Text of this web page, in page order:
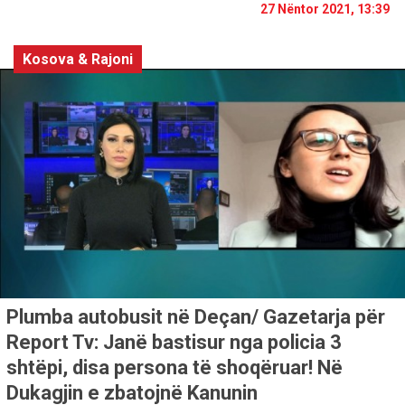
27 Nëntor 2021, 13:39
Kosova & Rajoni
Plumba autobusit në Deçan/ Gazetarja për
Report Tv: Janë bastisur nga policia 3
shtëpi, disa persona të shoqëruar! Në
Dukagjin e zbatojnë Kanunin